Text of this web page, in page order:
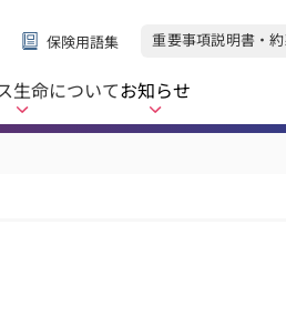
生命についてお知らせ
保険用語集 重要事項説明書・